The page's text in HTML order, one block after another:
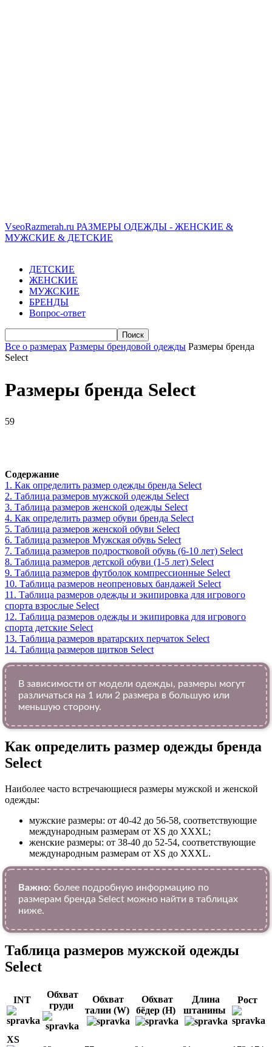
VseoRazmerah.ru РАЗМЕРЫ ОДЕЖДЫ - ЖЕНСКИЕ &
МУЖСКИЕ & ДЕТСКИЕ
ДЕТСКИЕ
ЖЕНСКИЕ
МУЖСКИЕ
БРЕНДЫ
Вопрос-ответ
Все о размерах Размеры брендовой одежды Размеры бренда
Select
Размеры бренда Select
59
Содержание
1. Как определить размер одежды брендa Select
2. Таблица размеров мужской одежды Select
3. Таблица размеров женской одежды Select
4. Как определить размер обуви брендa Select
5. Таблица размеров женской обуви Select
6. Таблица размеров Мужcкая обувь Select
7. Таблица размеров подростковой обувь (6-10 лет) Select
8. Таблица размеров детской обуви (1-5 лет) Select
9. Таблица размеров футболок компрессионные Select
10. Таблица размеров неопреновых бандажей Select
11. Таблица размеров одежды и экипировка для игрового
спорта взрослые Select
12. Таблица размеров одежды и экипировка для игрового
спорта детские Select
13. Таблица размеров вратарских перчаток Select
14. Таблица размеров щитков Select
В зависимости от модели одежды, размеры могут
различаться на 1 или 2 размера в большую или
меньшую сторону.
Как определить размер одежды брендa
Select
Наиболее часто встречающиеся размеры мужской и женской
одежды:
мужские размеры: от 40-42 до 56-58, соответствующие
международным размерам от XS до XXXL;
женские размеры: от 38-40 до 52-54, соответствующие
международным размерам от XS до XXXL.
Важно: более подробную информацию по
размерам бренда Select можно найти в таблицах
ниже.
Таблица размеров мужской одежды
Select
INT
Обхват
груди
Обхват
талии (W)
Обхват
бёдер (H)
Длина
штанины
Рост
XS